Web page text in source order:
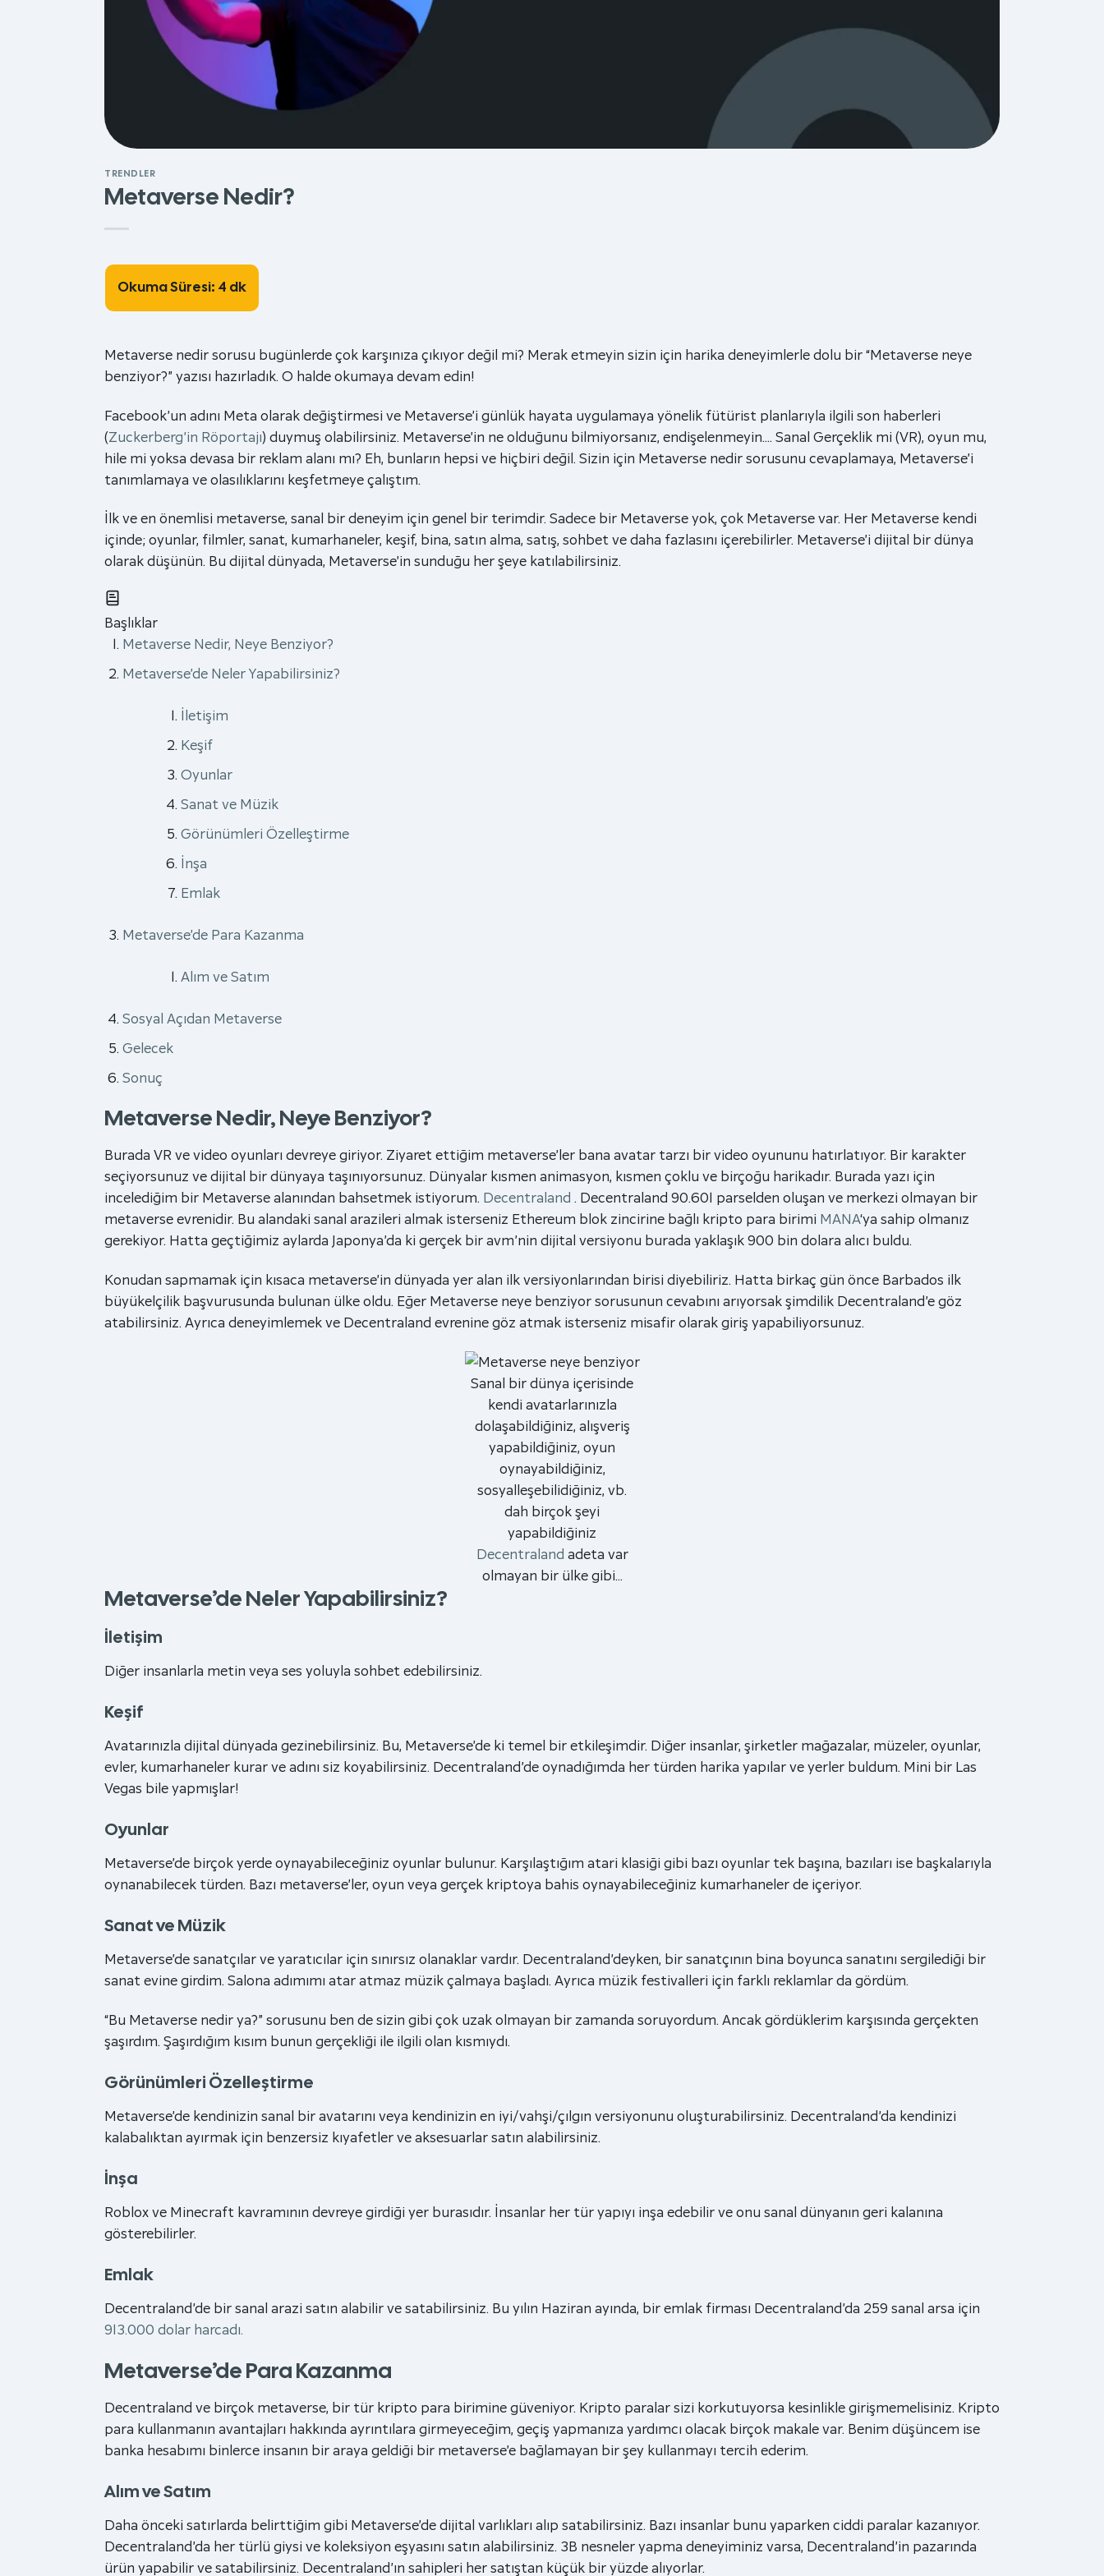
TRENDLER
Metaverse Nedir?
Metaverse nedir sorusu bugünlerde çok karşınıza çıkıyor değil mi? Merak etmeyin sizin için harika deneyimlerle dolu bir “Metaverse neye
benziyor?” yazısı hazırladık. O halde okumaya devam edin!
Facebook’un adını Meta olarak değiştirmesi ve Metaverse’i günlük hayata uygulamaya yönelik fütürist planlarıyla ilgili son haberleri
(Zuckerberg’in Röportajı) duymuş olabilirsiniz. Metaverse’in ne olduğunu bilmiyorsanız, endişelenmeyin…. Sanal Gerçeklik mi (VR), oyun mu,
hile mi yoksa devasa bir reklam alanı mı? Eh, bunların hepsi ve hiçbiri değil. Sizin için Metaverse nedir sorusunu cevaplamaya, Metaverse’i
tanımlamaya ve olasılıklarını keşfetmeye çalıştım.
İlk ve en önemlisi metaverse, sanal bir deneyim için genel bir terimdir. Sadece bir Metaverse yok, çok Metaverse var. Her Metaverse kendi
içinde; oyunlar, filmler, sanat, kumarhaneler, keşif, bina, satın alma, satış, sohbet ve daha fazlasını içerebilirler. Metaverse’i dijital bir dünya
olarak düşünün. Bu dijital dünyada, Metaverse’in sunduğu her şeye katılabilirsiniz.
Başlıklar
Metaverse Nedir, Neye Benziyor?
Metaverse’de Neler Yapabilirsiniz?
İletişim
Keşif
Oyunlar
Sanat ve Müzik
Görünümleri Özelleştirme
İnşa
Emlak
Metaverse’de Para Kazanma
Alım ve Satım
Sosyal Açıdan Metaverse
Gelecek
Sonuç
Metaverse Nedir, Neye Benziyor?
Burada VR ve video oyunları devreye giriyor. Ziyaret ettiğim metaverse’ler bana avatar tarzı bir video oyununu hatırlatıyor. Bir karakter
seçiyorsunuz ve dijital bir dünyaya taşınıyorsunuz. Dünyalar kısmen animasyon, kısmen çoklu ve birçoğu harikadır. Burada yazı için
incelediğim bir Metaverse alanından bahsetmek istiyorum. Decentraland . Decentraland 90.601 parselden oluşan ve merkezi olmayan bir
metaverse evrenidir. Bu alandaki sanal arazileri almak isterseniz Ethereum blok zincirine bağlı kripto para birimi MANA‘ya sahip olmanız
gerekiyor. Hatta geçtiğimiz aylarda Japonya’da ki gerçek bir avm’nin dijital versiyonu burada yaklaşık 900 bin dolara alıcı buldu.
Konudan sapmamak için kısaca metaverse’in dünyada yer alan ilk versiyonlarından birisi diyebiliriz. Hatta birkaç gün önce Barbados ilk
büyükelçilik başvurusunda bulunan ülke oldu. Eğer Metaverse neye benziyor sorusunun cevabını arıyorsak şimdilik Decentraland’e göz
atabilirsiniz. Ayrıca deneyimlemek ve Decentraland evrenine göz atmak isterseniz misafir olarak giriş yapabiliyorsunuz.
Sanal bir dünya içerisinde
kendi avatarlarınızla
dolaşabildiğiniz, alışveriş
yapabildiğiniz, oyun
oynayabildiğiniz,
sosyalleşebilidiğiniz, vb.
dah birçok şeyi
yapabildiğiniz
Decentraland adeta var
olmayan bir ülke gibi…
Metaverse’de Neler Yapabilirsiniz?
İletişim
Diğer insanlarla metin veya ses yoluyla sohbet edebilirsiniz.
Keşif
Avatarınızla dijital dünyada gezinebilirsiniz. Bu, Metaverse’de ki temel bir etkileşimdir. Diğer insanlar, şirketler mağazalar, müzeler, oyunlar,
evler, kumarhaneler kurar ve adını siz koyabilirsiniz. Decentraland’de oynadığımda her türden harika yapılar ve yerler buldum. Mini bir Las
Vegas bile yapmışlar!
Oyunlar
Metaverse’de birçok yerde oynayabileceğiniz oyunlar bulunur. Karşılaştığım atari klasiği gibi bazı oyunlar tek başına, bazıları ise başkalarıyla
oynanabilecek türden. Bazı metaverse’ler, oyun veya gerçek kriptoya bahis oynayabileceğiniz kumarhaneler de içeriyor.
Sanat ve Müzik
Metaverse’de sanatçılar ve yaratıcılar için sınırsız olanaklar vardır. Decentraland’deyken, bir sanatçının bina boyunca sanatını sergilediği bir
sanat evine girdim. Salona adımımı atar atmaz müzik çalmaya başladı. Ayrıca müzik festivalleri için farklı reklamlar da gördüm.
“Bu Metaverse nedir ya?” sorusunu ben de sizin gibi çok uzak olmayan bir zamanda soruyordum. Ancak gördüklerim karşısında gerçekten
şaşırdım. Şaşırdığım kısım bunun gerçekliği ile ilgili olan kısmıydı.
Görünümleri Özelleştirme
Metaverse’de kendinizin sanal bir avatarını veya kendinizin en iyi/vahşi/çılgın versiyonunu oluşturabilirsiniz. Decentraland’da kendinizi
kalabalıktan ayırmak için benzersiz kıyafetler ve aksesuarlar satın alabilirsiniz.
İnşa
Roblox ve Minecraft kavramının devreye girdiği yer burasıdır. İnsanlar her tür yapıyı inşa edebilir ve onu sanal dünyanın geri kalanına
gösterebilirler.
Emlak
Decentraland’de bir sanal arazi satın alabilir ve satabilirsiniz. Bu yılın Haziran ayında, bir emlak firması Decentraland’da 259 sanal arsa için
913.000 dolar harcadı.
Metaverse’de Para Kazanma
Decentraland ve birçok metaverse, bir tür kripto para birimine güveniyor. Kripto paralar sizi korkutuyorsa kesinlikle girişmemelisiniz. Kripto
para kullanmanın avantajları hakkında ayrıntılara girmeyeceğim, geçiş yapmanıza yardımcı olacak birçok makale var. Benim düşüncem ise
banka hesabımı binlerce insanın bir araya geldiği bir metaverse’e bağlamayan bir şey kullanmayı tercih ederim.
Alım ve Satım
Daha önceki satırlarda belirttiğim gibi Metaverse’de dijital varlıkları alıp satabilirsiniz. Bazı insanlar bunu yaparken ciddi paralar kazanıyor.
Decentraland’da her türlü giysi ve koleksiyon eşyasını satın alabilirsiniz. 3B nesneler yapma deneyiminiz varsa, Decentraland’in pazarında
ürün yapabilir ve satabilirsiniz. Decentraland’ın sahipleri her satıştan küçük bir yüzde alıyorlar.